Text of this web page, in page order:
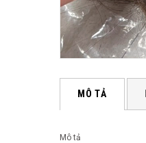
MÔ TẢ
Mô tả